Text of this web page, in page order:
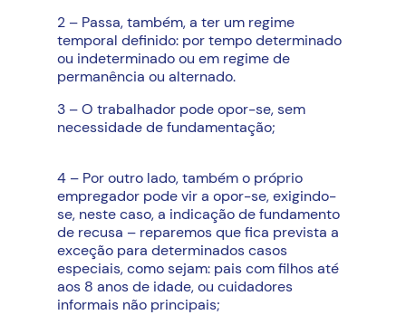
2 – Passa, também, a ter um regime
temporal definido: por tempo determinado
ou indeterminado ou em regime de
permanência ou alternado.
3 – O trabalhador pode opor-se, sem
necessidade de fundamentação;
4 – Por outro lado, também o próprio
empregador pode vir a opor-se, exigindo-
se, neste caso, a indicação de fundamento
de recusa – reparemos que fica prevista a
exceção para determinados casos
especiais, como sejam: pais com filhos até
aos 8 anos de idade, ou cuidadores
informais não principais;